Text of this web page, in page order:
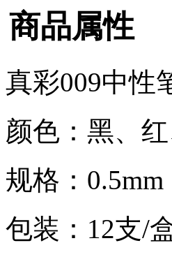
商品属性
真彩009中性
颜色：黑、
规格：0.5mm
包装：12支/